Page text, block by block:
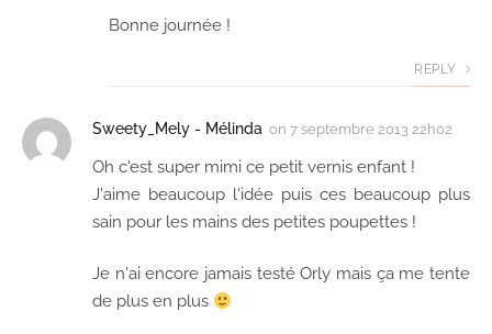
Bonne journée !
REPLY
Sweety_Mely - Mélinda on 7 septembre 2013 22h02
Oh c'est super mimi ce petit vernis enfant !
J'aime beaucoup l'idée puis ces beaucoup plus
sain pour les mains des petites poupettes !
Je n'ai encore jamais testé Orly mais ça me tente
de plus en plus